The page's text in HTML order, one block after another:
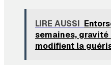
LIRE AUSSI
semaines,
modifient la